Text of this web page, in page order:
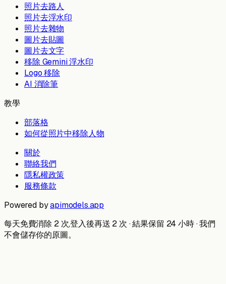
照片去路人
照片去浮水印
照片去雜物
圖片去貼圖
圖片去文字
移除 Gemini 浮水印
Logo 移除
AI 消除筆
教學
部落格
如何從照片中移除人物
關於
聯絡我們
隱私權政策
服務條款
Powered byapimodels.app
每天免費消除 2 次,登入後再送 2 次 · 結果保留 24 小時 · 我們
不會儲存你的原圖。